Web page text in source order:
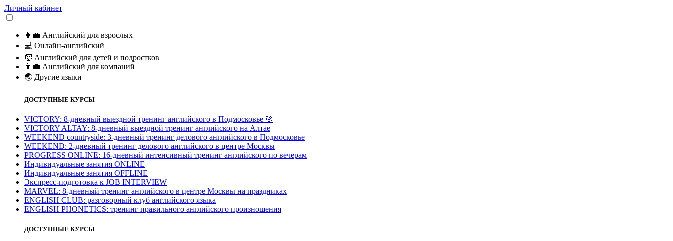
Личный кабинет
👩‍💼 Английский для взрослых
💻 Онлайн-английский
🧒 Английский для детей и подростков
👩‍💼 Английский для компаний
🌏 Другие языки
ДОСТУПНЫЕ КУРСЫ
VICTORY: 8-дневный выездной тренинг английского в Подмосковье 🎯
VICTORY ALTAY: 8-дневный выездной тренинг английского на Алтае
WEEKEND countryside: 3-дневный тренинг делового английского в Подмосковье
WEEKEND: 2-дневный тренинг делового английского в центре Москвы
PROGRESS ONLINE: 16-дневный интенсивный тренинг английского по вечерам
Индивидуальные занятия ONLINE
Индивидуальные занятия OFFLINE
Экспресс-подготовка к JOB INTERVIEW
МARVEL: 8-дневный тренинг английского в центре Москвы на праздниках
ENGLISH CLUB: разговорный клуб английского языка
ENGLISH PHONETICS: тренинг правильного английского произношения
ДОСТУПНЫЕ КУРСЫ